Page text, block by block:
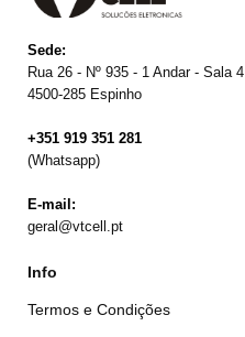
Sede:
Rua 26 - Nº 935 - 1 Andar - Sala 4
4500-285 Espinho
+351 919 351 281
(Whatsapp)
E-mail:
geral@vtcell.pt
Info
Termos e Condições